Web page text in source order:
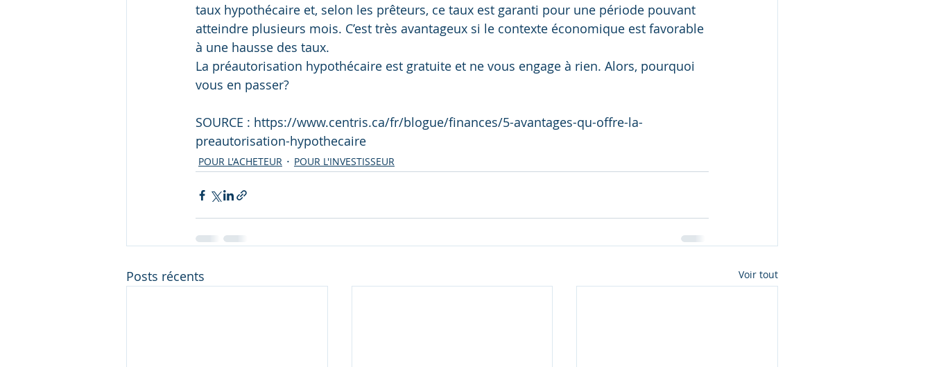
taux hypothécaire et, selon les prêteurs, ce taux est garanti pour une période pouvant
atteindre plusieurs mois. C’est très avantageux si le contexte économique est favorable
à une hausse des taux.
La préautorisation hypothécaire est gratuite et ne vous engage à rien. Alors, pourquoi
vous en passer?
SOURCE : https://www.centris.ca/fr/blogue/finances/5-avantages-qu-offre-la-
preautorisation-hypothecaire
POUR L'ACHETEUR POUR L'INVESTISSEUR
Posts récents Voir tout